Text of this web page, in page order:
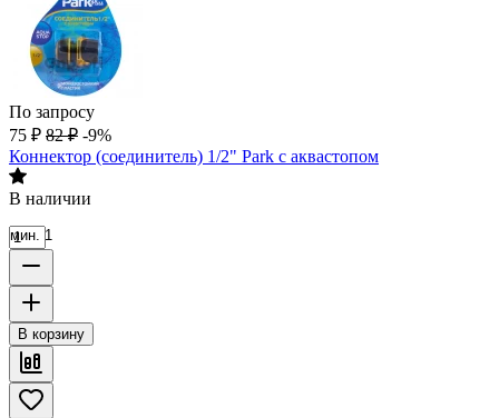
По запросу
75 ₽ 82 ₽ -9%
Коннектор (соединитель) 1/2" Park с аквастопом
В наличии
мин. 1
В корзину